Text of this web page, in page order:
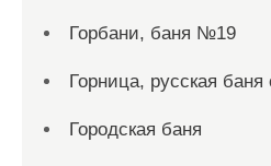
Горбани, баня №19
Горница, русская
Городская баня